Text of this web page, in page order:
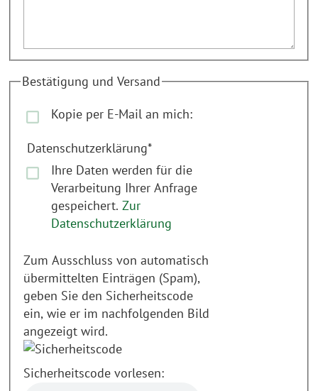
Bestätigung und Versand
Kopie per E-Mail an mich:
Datenschutzerklärung*
Ihre Daten werden für die
Verarbeitung Ihrer Anfrage
gespeichert. Zur
Datenschutzerklärung
Zum Ausschluss von automatisch
übermittelten Einträgen (Spam),
geben Sie den Sicherheitscode
ein, wie er im nachfolgenden Bild
angezeigt wird.
Sicherheitscode vorlesen: